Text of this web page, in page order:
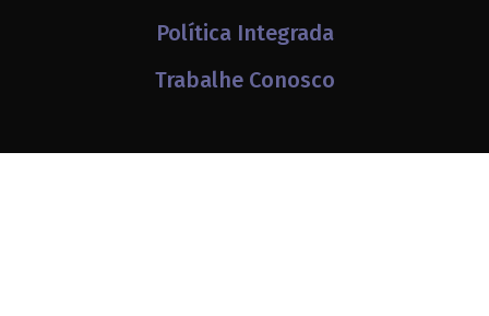
Política Integrada
Trabalhe Conosco